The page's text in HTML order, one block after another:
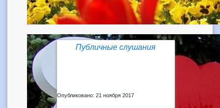
Публичные слушания
Опубликовано: 21 ноября 2017